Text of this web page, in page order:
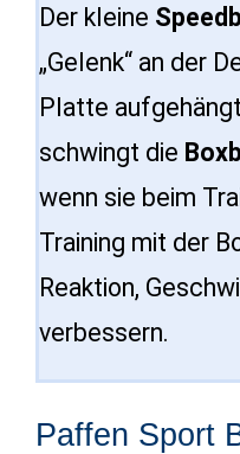
Der kleine
„Gelenk“ an der
Platte
schwingt die
wenn sie beim
Training mit der
Reaktion,
verbessern.
Paffen Sport